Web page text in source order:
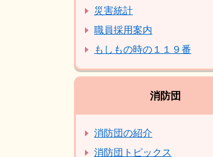
災害統計
職員採用案内
もしもの時の１１９番
消防団
消防団の紹介
消防団トピックス